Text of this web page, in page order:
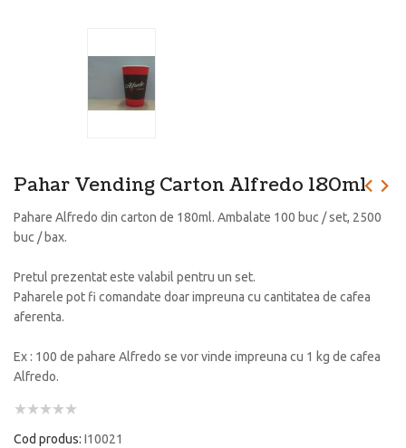
Pahar Vending Carton Alfredo 180ml
Pahare Alfredo din carton de 180ml. Ambalate 100 buc / set, 2500
buc / bax.
Pretul prezentat este valabil pentru un set.
Paharele pot fi comandate doar impreuna cu cantitatea de cafea
aferenta.
Ex : 100 de pahare Alfredo se vor vinde impreuna cu 1 kg de cafea
Alfredo.
Cod produs: I10021